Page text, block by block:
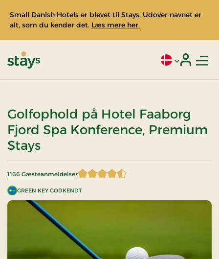
Small Danish Hotels er blevet til Stays. Udover navnet er
alt, som du kender det. Læs mere her.
Aktivt sprog:
Golfophold på Hotel Faaborg
Fjord Spa Konference, Premium
Stays
GREEN KEY GODKENDT
1166 Gæsteanmeldelser
4,212693 af 5 stjerner